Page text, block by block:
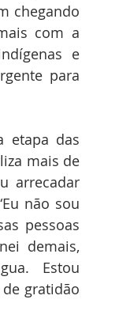
chegando
com a
e
para
etapa das
mais de
arrecadar
não sou
pessoas
demais,
Estou
gratidão